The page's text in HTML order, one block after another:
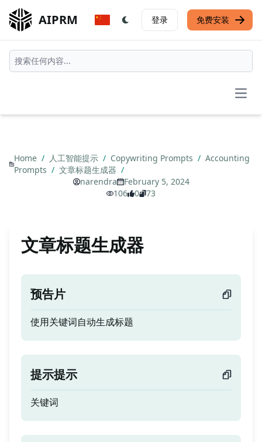
AIPRM 登录 免费安装
Home / 人工智能提示 / Copywriting Prompts / Accounting
Prompts / 文章标题生成器 /
narendra
February 5, 2024
106
0 73
文章标题生成器
预告片
使用关键词自动生成标题
提示提示
关键词